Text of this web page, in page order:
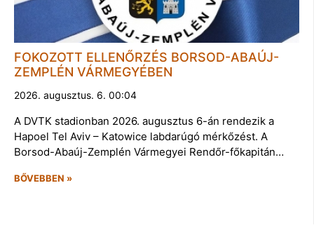
FOKOZOTT ELLENŐRZÉS BORSOD-ABAÚJ-
ZEMPLÉN VÁRMEGYÉBEN
2026. augusztus. 6. 00:04
A DVTK stadionban 2026. augusztus 6-án rendezik a
Hapoel Tel Aviv – Katowice labdarúgó mérkőzést. A
Borsod-Abaúj-Zemplén Vármegyei Rendőr-főkapitán…
BŐVEBBEN »